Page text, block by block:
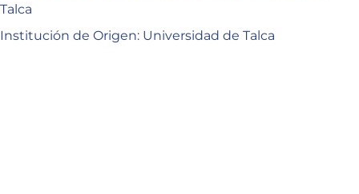
Talca
Institución de Origen: Universidad de Talca